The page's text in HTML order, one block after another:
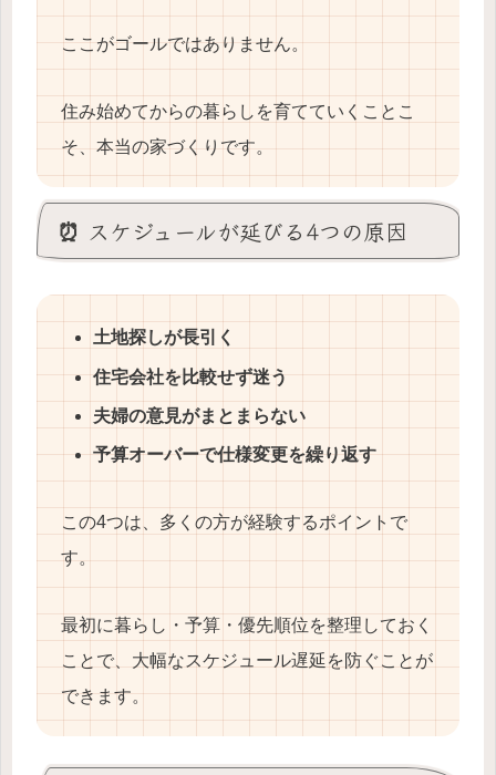
ここがゴールではありません。
住み始めてからの暮らしを育てていくことこ
そ、本当の家づくりです。
⏰ スケジュールが延びる4つの原因
土地探しが長引く
住宅会社を比較せず迷う
夫婦の意見がまとまらない
予算オーバーで仕様変更を繰り返す
この4つは、多くの方が経験するポイントで
す。
最初に暮らし・予算・優先順位を整理しておく
ことで、大幅なスケジュール遅延を防ぐことが
できます。